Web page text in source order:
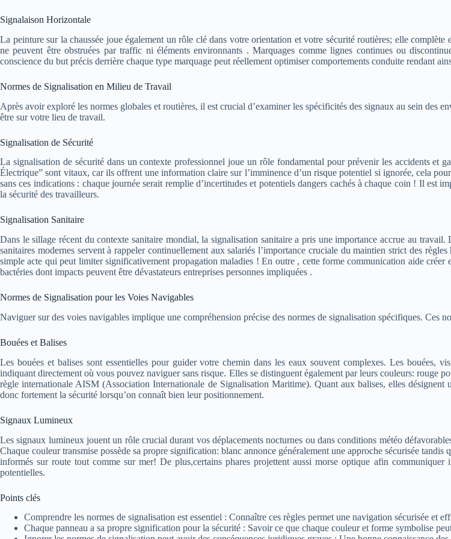
Signalaison Horizontale
La peinture sur la chaussée joue également un rôle clé dans votre orientation et votre sécurité routières; elle
ne peuvent être obstruées par traffic ni éléments environnants . Marquages comme lignes continues ou
conscience du but précis derrière chaque type marquage peut réellement optimiser comportements conduite rendant
Normes de Signalisation en Milieu de Travail
Après avoir exploré les normes globales et routières, il est crucial d’examiner les spécificités des signaux au sein des
être sur votre lieu de travail.
Signalisation de Sécurité
La signalisation de sécurité dans un contexte professionnel joue un rôle fondamental pour prévenir les accidents et
Électrique” sont vitaux, car ils offrent une information claire sur l’imminence d’un risque potentiel si ignorée, cela
sans ces indications : chaque journée serait remplie d’incertitudes et potentiels dangers cachés à chaque coin ! Il est
la sécurité des travailleurs.
Signalisation Sanitaire
Dans le sillage récent du contexte sanitaire mondial, la signalisation sanitaire a pris une importance accrue au
sanitaires modernes servent à rappeler continuellement aux salariés l’importance cruciale du maintien strict des
simple acte qui peut limiter significativement propagation maladies ! En outre , cette forme communication aide
bactéries dont impacts peuvent être dévastateurs entreprises personnes impliquées .
Normes de Signalisation pour les Voies Navigables
Naviguer sur des voies navigables implique une compréhension précise des normes de signalisation spécifiques. Ces
Bouées et Balises
Les bouées et balises sont essentielles pour guider votre chemin dans les eaux souvent complexes. Les bouées,
indiquant directement où vous pouvez naviguer sans risque. Elles se distinguent également par leurs couleurs: rouge
règle internationale AISM (Association Internationale de Signalisation Maritime). Quant aux balises, elles
donc fortement la sécurité lorsqu’on connaît bien leur positionnement.
Signaux Lumineux
Les signaux lumineux jouent un rôle crucial durant vos déplacements nocturnes ou dans conditions météo
Chaque couleur transmise possède sa propre signification: blanc annonce généralement une approche sécurisée
informés sur route tout comme sur mer! De plus,certains phares projettent aussi morse optique afin
potentielles.
Points clés
Comprendre les normes de signalisation est essentiel : Connaître ces règles permet une navigation sécurisée et
Chaque panneau a sa propre signification pour la sécurité : Savoir ce que chaque couleur et forme symbolise